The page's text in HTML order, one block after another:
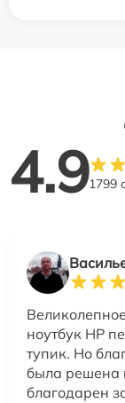
4.91799
ноутбук HP
тупик. Но
была решена
благодарен